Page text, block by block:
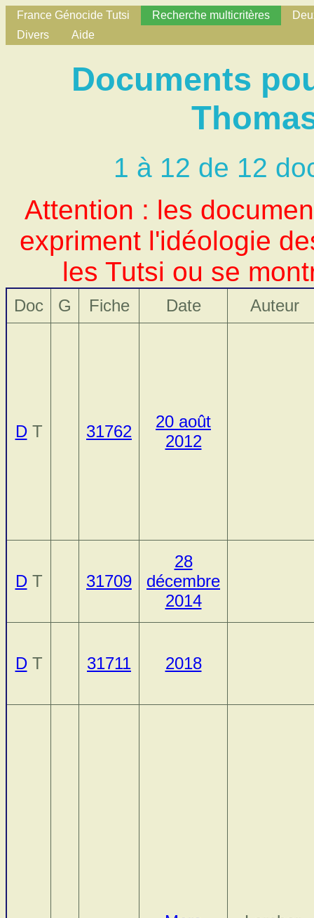
France Génocide Tutsi Recherche multicritères
Divers
Aide
Documents
1 à 12 de 12
Attention : les
expriment l'idéologie
les Tutsi ou se
Doc G Fiche Date Auteur
DT 31762
20 août
2012
DT 31709
28
décembre
2014
DT 31711 2018